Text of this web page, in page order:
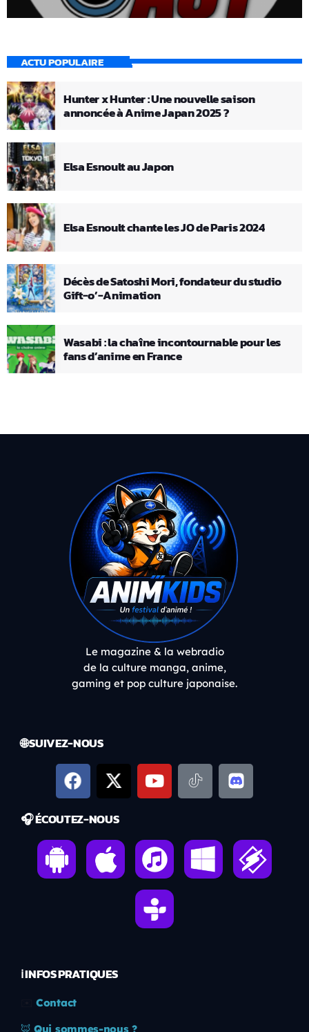
ACTU POPULAIRE
Hunter x Hunter : Une nouvelle saison
annoncée à Anime Japan 2025 ?
Elsa Esnoult au Japon
Elsa Esnoult chante les JO de Paris 2024
Décès de Satoshi Mori, fondateur du studio
Gift-o’-Animation
Wasabi : la chaîne incontournable pour les
fans d’anime en France
Le magazine & la webradio
de la culture manga, anime,
gaming et pop culture japonaise.
🌐 SUIVEZ-NOUS
🎧 ÉCOUTEZ-NOUS
ℹ️ INFOS PRATIQUES
Contact
🦊 Qui sommes-nous ?